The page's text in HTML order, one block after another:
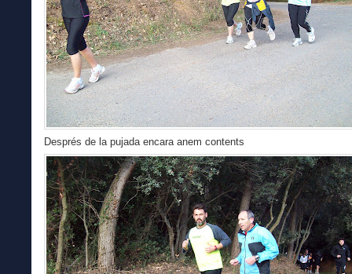
Després de la pujada encara anem contents